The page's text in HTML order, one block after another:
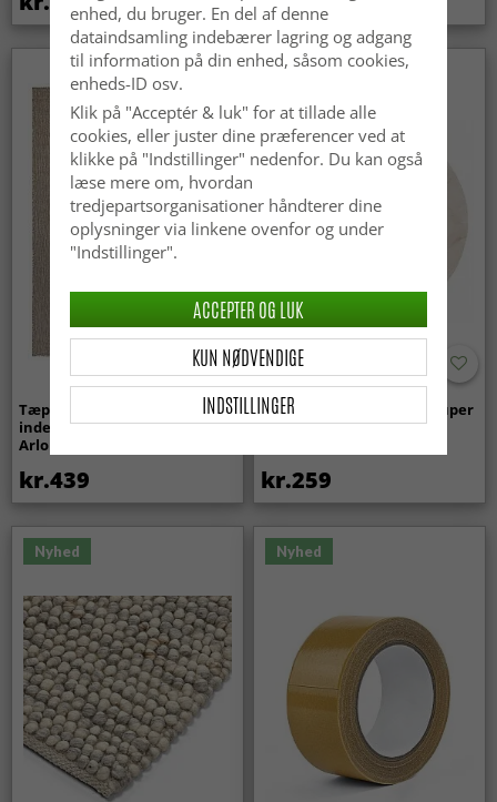
Tæpper til
indendørs/udendørs brug -
Arlo (beige)
kr.439
Runde tæpper - Aranga Super
Soft Fur (beige)
kr.259
Nyhed Nyhed
enhed, du bruger. En del af denne
dataindsamling indebærer lagring og adgang
til information på din enhed, såsom cookies,
enheds-ID osv.
Klik på "Acceptér & luk" for at tillade alle
cookies, eller juster dine præferencer ved at
klikke på "Indstillinger" nedenfor. Du kan også
læse mere om, hvordan
tredjepartsorganisationer håndterer dine
oplysninger via linkene ovenfor og under
"Indstillinger".
INDSTILLINGER
KUN NØDVENDIGE
ACCEPTER OG LUK